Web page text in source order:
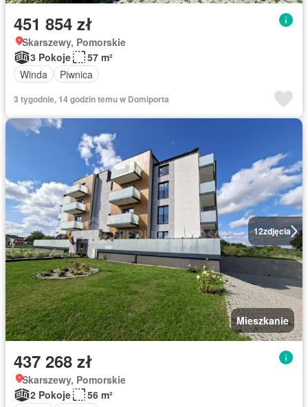
451 854 zł
Skarszewy, Pomorskie
3 Pokoje
57 m²
Winda
Piwnica
3 tygodnie, 14 godzin temu w Domiporta
12zdjęcia
Mieszkanie
437 268 zł
Skarszewy, Pomorskie
2 Pokoje
56 m²